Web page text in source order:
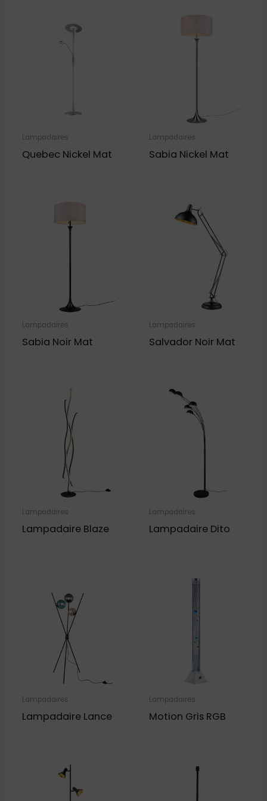
Lampadaires
Quebec Nickel Mat
Lampadaires
Sabia Nickel Mat
Lampadaires
Sabia Noir Mat
Lampadaires
Salvador Noir Mat
Lampadaires
Lampadaire Blaze
Lampadaires
Lampadaire Dito
Lampadaires
Lampadaire Lance
Lampadaires
Motion Gris RGB